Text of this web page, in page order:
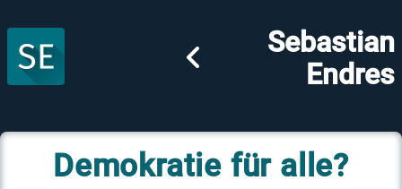
Sebastian
Endres
Demokratie für alle?